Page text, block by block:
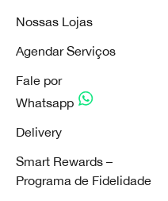
Nossas Lojas
Agendar Serviços
Fale por
Whatsapp
Delivery
Smart Rewards –
Programa de Fidelidade